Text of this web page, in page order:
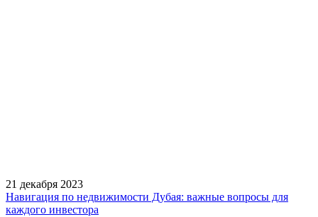
21 декабря 2023
Навигация по недвижимости Дубая: важные вопросы для
каждого инвестора